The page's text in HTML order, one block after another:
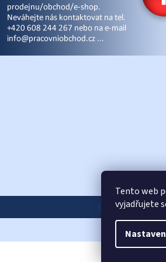
Tento web
vyjadřujete
©